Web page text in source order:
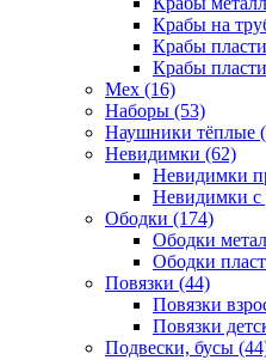
Крабы на
Крабы
Крабы
Мех (16)
Наборы (53)
Наушники тёплые
Невидимки (62)
Невидимки
Невидимки с
Ободки (174)
Ободки
Ободки
Повязки (44)
Повязки
Повязки
Подвески, бусы